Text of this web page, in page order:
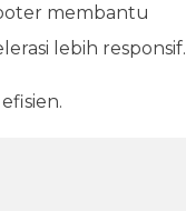
membantu
lebih responsif.